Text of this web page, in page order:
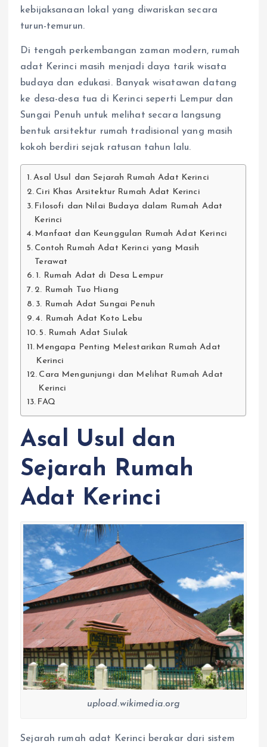
kebijaksanaan lokal yang diwariskan secara
turun-temurun.
Di tengah perkembangan zaman modern, rumah
adat Kerinci masih menjadi daya tarik wisata
budaya dan edukasi. Banyak wisatawan datang
ke desa-desa tua di Kerinci seperti Lempur dan
Sungai Penuh untuk melihat secara langsung
bentuk arsitektur rumah tradisional yang masih
kokoh berdiri sejak ratusan tahun lalu.
Asal Usul dan Sejarah Rumah Adat Kerinci
Ciri Khas Arsitektur Rumah Adat Kerinci
Filosofi dan Nilai Budaya dalam Rumah Adat
Kerinci
Manfaat dan Keunggulan Rumah Adat Kerinci
Contoh Rumah Adat Kerinci yang Masih
Terawat
1. Rumah Adat di Desa Lempur
2. Rumah Tuo Hiang
3. Rumah Adat Sungai Penuh
4. Rumah Adat Koto Lebu
5. Rumah Adat Siulak
Mengapa Penting Melestarikan Rumah Adat
Kerinci
Cara Mengunjungi dan Melihat Rumah Adat
Kerinci
FAQ
Asal Usul dan
Sejarah Rumah
Adat Kerinci
upload.wikimedia.org
Sejarah rumah adat Kerinci berakar dari sistem